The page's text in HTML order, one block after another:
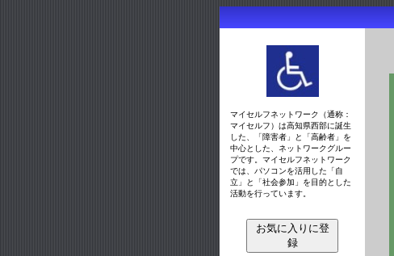
マイセルフネットワーク（通称：
マイセルフ）は高知県西部に誕生
した、「障害者」と「高齢者」を
中心とした、ネットワークグルー
プです。マイセルフネットワーク
では、パソコンを活用した「自
立」と「社会参加」を目的とした
活動を行っています。
お気に入りに登
録